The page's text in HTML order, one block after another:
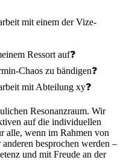
mit einem der Vize-
Ressort auf❓
Chaos zu bändigen❓
mit Abteilung xy❓
Resonanzraum. Wir
auf die individuellen
alle, wenn im Rahmen von
besprochen werden –
und mit Freude an der